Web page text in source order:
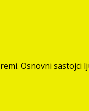
Osnovni sastojci